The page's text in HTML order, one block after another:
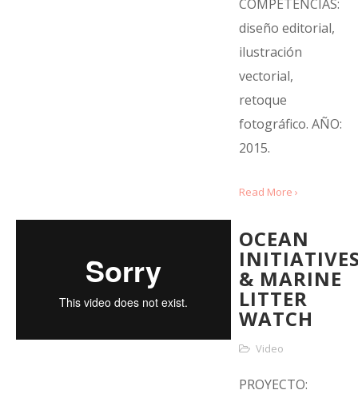
COMPETENCIAS:
diseño editorial,
ilustración
vectorial,
retoque
fotográfico. AÑO:
2015.
Read More ›
OCEAN
& MARINE
LITTER
WATCH
Video
PROYECTO: